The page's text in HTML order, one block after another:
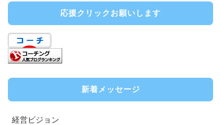
応援クリックお願いします
新着メッセージ
経営ビジョン